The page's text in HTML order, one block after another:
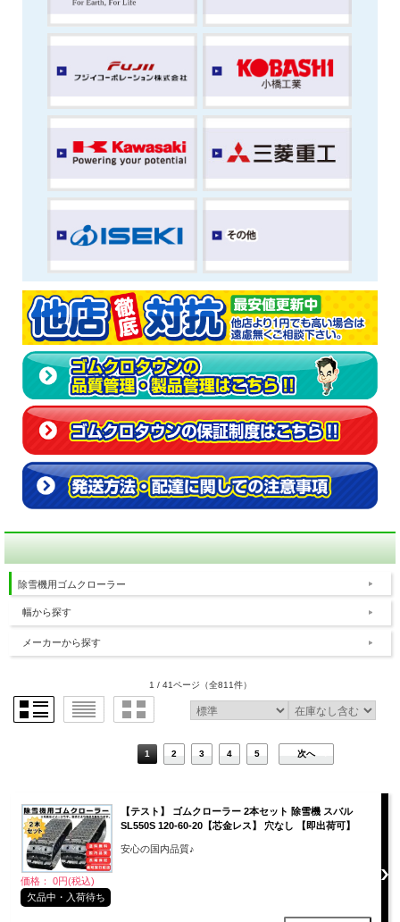
除雪機用ゴムクローラー
幅から探す
メーカーから探す
1 / 41ページ （全811件）
1 2 3 4 5 次へ
【テスト】 ゴムクローラー 2本セット 除雪機 スバル
SL550S 120-60-20【芯金レス】 穴なし 【即出荷可】
安心の国内品質♪
価格： 0円(税込)
欠品中・入荷待ち